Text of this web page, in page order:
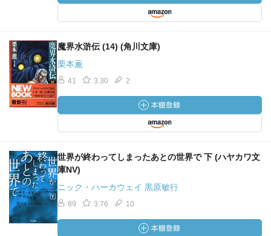
魔界水滸伝 (14) (角川文庫)
栗本薫
41 3.30 2
世界が終わってしまったあとの世界で 下 (ハヤカワ文
庫NV)
ニック・ハーカウェイ 黒原敏行
89 3.76 10